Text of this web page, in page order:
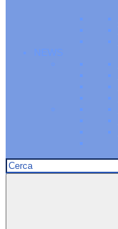
NEWS